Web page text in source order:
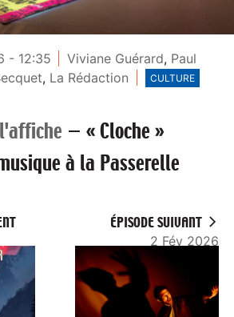
- 12:35 Viviane Guérard, Paul
, La Rédaction CULTURE
— « Cloche »
à la Passerelle
ÉPISODE SUIVANT
2 Fév 2026